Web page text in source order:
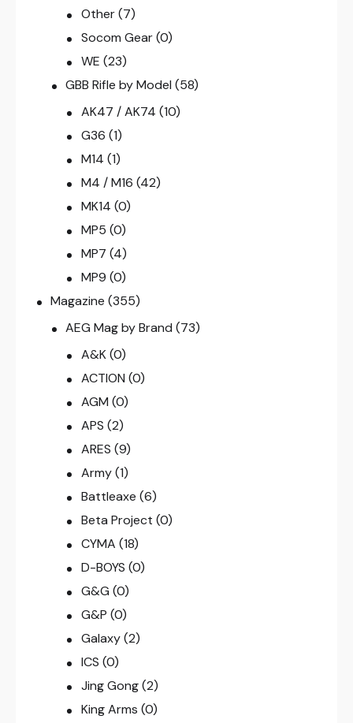
Other (7)
Socom Gear (0)
WE (23)
GBB Rifle by Model (58)
AK47 / AK74 (10)
G36 (1)
M14 (1)
M4 / M16 (42)
MK14 (0)
MP5 (0)
MP7 (4)
MP9 (0)
Magazine (355)
AEG Mag by Brand (73)
A&K (0)
ACTION (0)
AGM (0)
APS (2)
ARES (9)
Army (1)
Battleaxe (6)
Beta Project (0)
CYMA (18)
D-BOYS (0)
G&G (0)
G&P (0)
Galaxy (2)
ICS (0)
Jing Gong (2)
King Arms (0)